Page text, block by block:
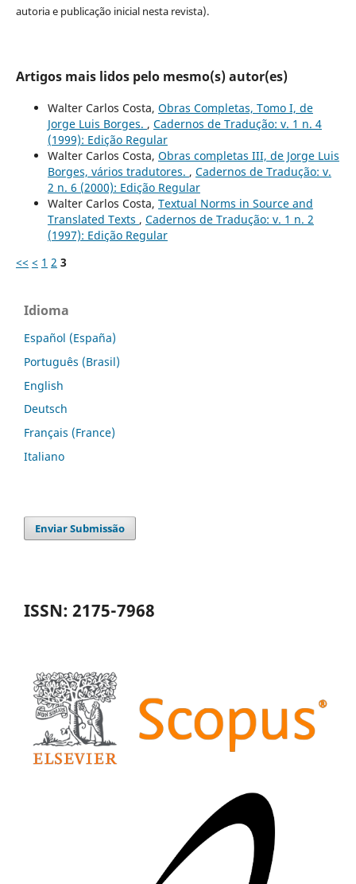
autoria e publicação inicial nesta revista).
Artigos mais lidos pelo mesmo(s) autor(es)
Walter Carlos Costa, Obras Completas, Tomo I, de
Jorge Luis Borges. , Cadernos de Tradução: v. 1 n. 4
(1999): Edição Regular
Walter Carlos Costa, Obras completas III, de Jorge Luis
Borges, vários tradutores. , Cadernos de Tradução: v.
2 n. 6 (2000): Edição Regular
Walter Carlos Costa, Textual Norms in Source and
Translated Texts , Cadernos de Tradução: v. 1 n. 2
(1997): Edição Regular
<< < 1 2 3
Idioma
Español (España)
Português (Brasil)
English
Deutsch
Français (France)
Italiano
Enviar Submissão
ISSN: 2175-7968